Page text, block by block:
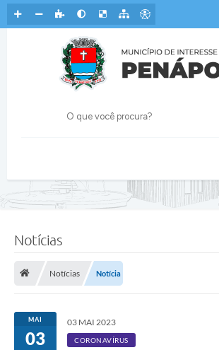
Notícias
Notícias Notícia
MAI
03
03 MAI 2023
CORONAVÍRUS